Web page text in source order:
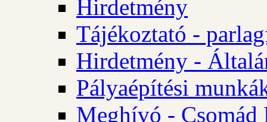
Hirdetmény
Tájékoztató -
Hirdetmény -
Pályaépítési
Meghívó - Csomád